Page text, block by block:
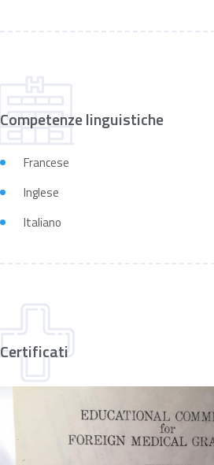
Competenze linguistiche
Francese
Inglese
Italiano
Certificati